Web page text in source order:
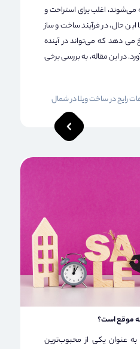
اغلب برای استراحت و
حال، در فرآیند ساخت و ساز
می دهد که می‌تواند در آینده
در این مقاله، به بررسی برخی
رایج در ساخت ویلا در شمال
چه موقع است؟
به عنوان یکی از محبوب‌ترین